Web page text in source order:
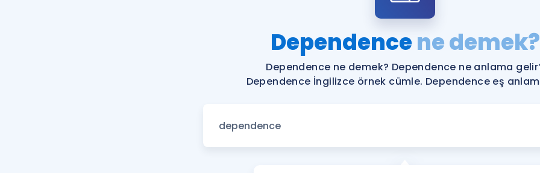
YDS ve YÖKDİL
YDS ve YÖKDİL'e
Tüm ÖSYM
Dependencene demek?
Dependence ne demek? Dependence ne anlama
Dependence İngilizce örnek cümle. Dependence eş